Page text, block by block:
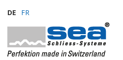
DE FR